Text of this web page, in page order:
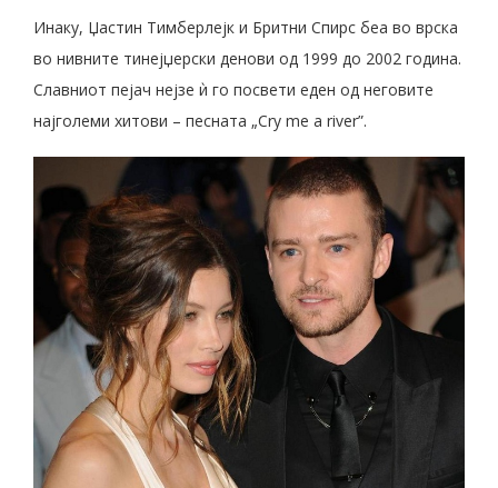
Инаку, Џастин Тимберлејк и Бритни Спирс беа во врска
во нивните тинејџерски денови од 1999 до 2002 година.
Славниот пејач нејзе ѝ го посвети еден од неговите
најголеми хитови – песната „Cry me a river”.